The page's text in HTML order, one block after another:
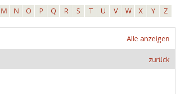
M N O P Q R S T U V W X Y Z
Alle anzeigen
zurück